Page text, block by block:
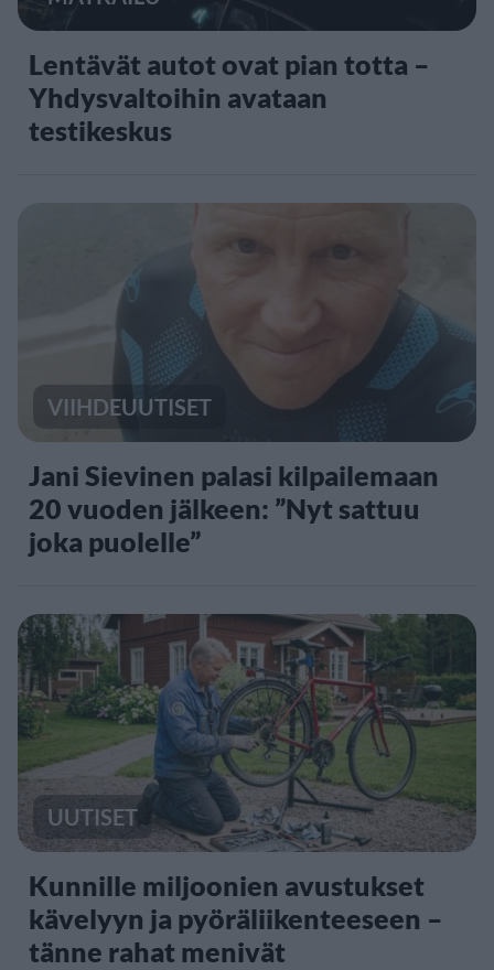
Lentävät autot ovat pian totta –
Yhdysvaltoihin avataan
testikeskus
VIIHDEUUTISET
Jani Sievinen palasi kilpailemaan
20 vuoden jälkeen: ”Nyt sattuu
joka puolelle”
UUTISET
Kunnille miljoonien avustukset
kävelyyn ja pyöräliikenteeseen –
tänne rahat menivät